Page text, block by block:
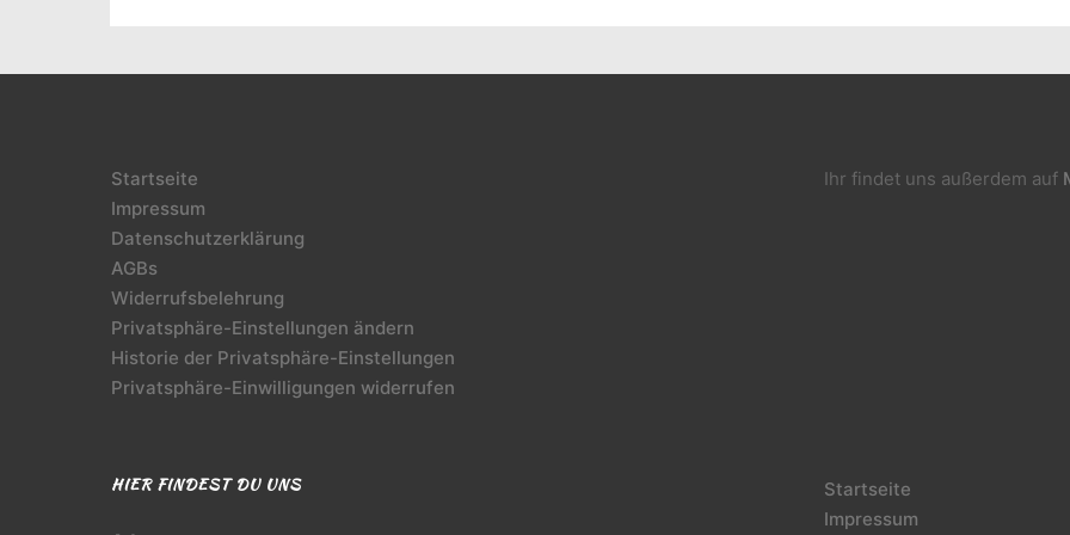
Startseite
Impressum
Datenschutzerklärung
AGBs
Widerrufsbelehrung
Privatsphäre-Einstellungen ändern
Historie der Privatsphäre-Einstellungen
Privatsphäre-Einwilligungen widerrufen
Ihr findet uns außerdem auf
HIER FINDEST DU UNS
Startseite
Impressum